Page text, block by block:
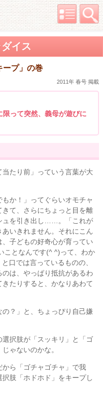
イス
ープ」の巻
2011年 春号 掲載
限って突然、義母が遊びに
当たり前」っていう言葉が大
か！」ってぐらいオモチャ
て、さらにちょっと目を離
ュを引き出し……。「これが
いきれません。それにこん
子どもの好奇心が育ってい
ことなんです(^ ^)って、わか
口では言っているものの、
は、やっぱり抵抗があるわ
たりすると、かなりあわて
？」と、ちょっぴり自己嫌
択肢が「スッキリ」と「ゴ
ゃないのかな。
から「ゴチャゴチャ」で我
肢「ホドホド」をキープし